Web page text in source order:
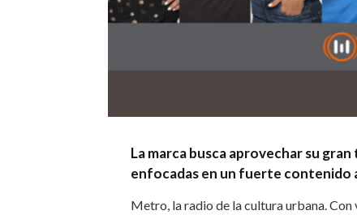
La marca busca aprovechar su
enfocadas en un fuerte
Metro, la radio de la cultura urbana.